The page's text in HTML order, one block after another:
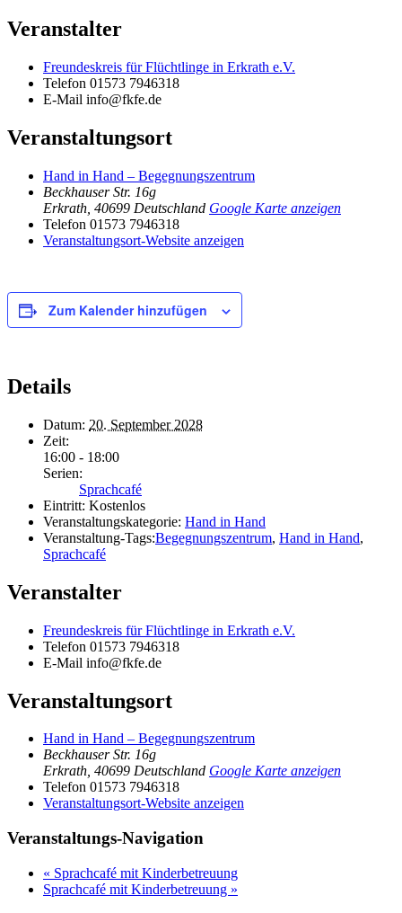
Veranstalter
Freundeskreis für Flüchtlinge in Erkrath e.V.
Telefon 01573 7946318
E-Mail info@fkfe.de
Veranstaltungsort
Hand in Hand – Begegnungszentrum
Beckhauser Str. 16g
Erkrath 40699 Deutschland Google Karte anzeigen
Telefon 01573 7946318
Veranstaltungsort-Website anzeigen
Zum Kalender hinzufügen
Details
Datum: 20. September 2028
Zeit:
16:00 - 18:00
Serien:
Sprachcafé
Eintritt: Kostenlos
Veranstaltungskategorie: Hand in Hand
Veranstaltung-Tags:Begegnungszentrum, Hand in Hand,
Sprachcafé
Veranstalter
Freundeskreis für Flüchtlinge in Erkrath e.V.
Telefon 01573 7946318
E-Mail info@fkfe.de
Veranstaltungsort
Hand in Hand – Begegnungszentrum
Beckhauser Str. 16g
Erkrath, 40699 Deutschland Google Karte anzeigen
Telefon 01573 7946318
Veranstaltungsort-Website anzeigen
Veranstaltungs-Navigation
« Sprachcafé mit Kinderbetreuung
Sprachcafé mit Kinderbetreuung »